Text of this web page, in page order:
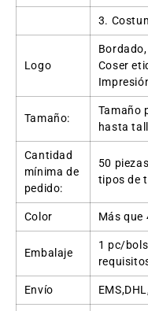
3.
Logo
Coser
Tamaño:
Tamaño
hasta
Cantidad
mínima de
pedido:
50
tipos de
Color Más que
Embalaje
1 pc/
Envío